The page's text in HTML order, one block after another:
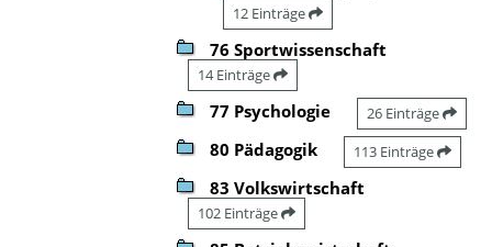
12 Einträge
76 Sportwissenschaft
14 Einträge
77 Psychologie 26 Einträge
80 Pädagogik 113 Einträge
83 Volkswirtschaft
102 Einträge